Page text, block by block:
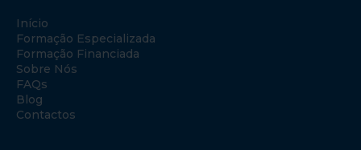
Início
Formação Especializada
Formação Financiada
Sobre Nós
FAQs
Blog
Contactos